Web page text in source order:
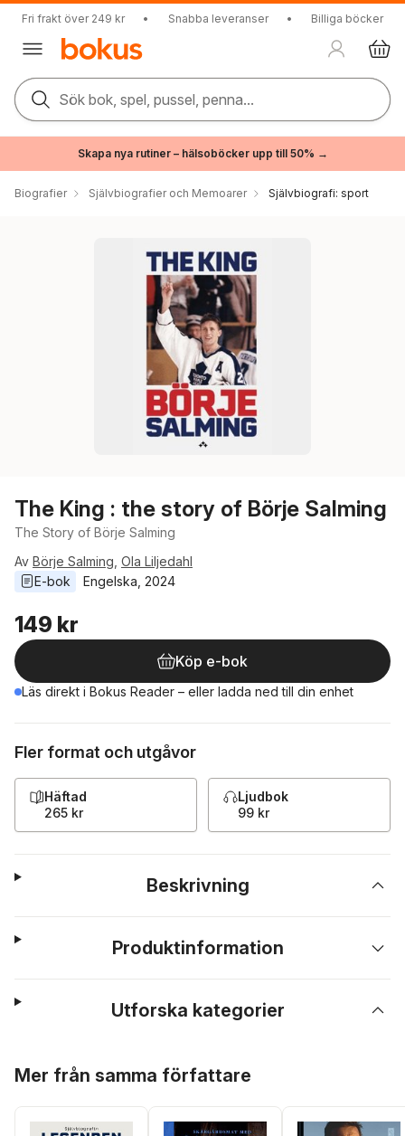
Fri frakt över 249 kr • Snabba leveranser • Billiga böcker
Sök bok, spel, pussel, penna...
Skapa nya rutiner – hälsoböcker upp till 50% →
Biografier Självbiografier och Memoarer Självbiografi: sport
The King : the story of Börje Salming
The Story of Börje Salming
Av Börje Salming Ola Liljedahl
E-bok
Engelska 2024
149 kr
Köp e-bok
Läs direkt i Bokus Reader – eller ladda ned till din enhet
Fler format och utgåvor
Häftad
265 kr
Ljudbok
99 kr
Beskrivning
Produktinformation
Utforska kategorier
Mer från samma författare